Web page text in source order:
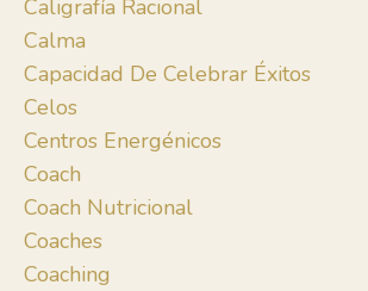
Caligrafía Racional
Calma
Capacidad De Celebrar Éxitos
Celos
Centros Energénicos
Coach
Coach Nutricional
Coaches
Coaching